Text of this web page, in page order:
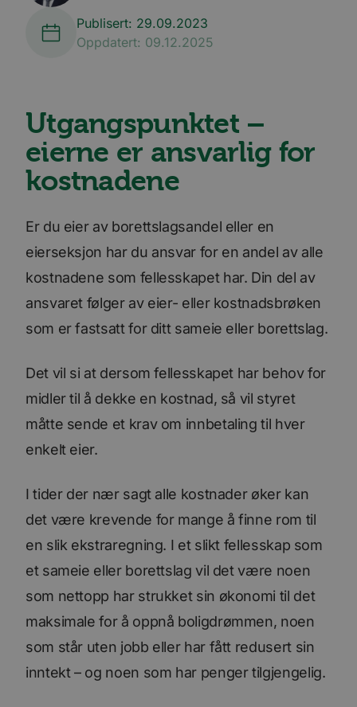
Publisert: 29.09.2023
Oppdatert: 09.12.2025
Utgangspunktet –
eierne er ansvarlig for
kostnadene
Er du eier av borettslagsandel eller en
eierseksjon har du ansvar for en andel av alle
kostnadene som fellesskapet har. Din del av
ansvaret følger av eier- eller kostnadsbrøken
som er fastsatt for ditt sameie eller borettslag.
Det vil si at dersom fellesskapet har behov for
midler til å dekke en kostnad, så vil styret
måtte sende et krav om innbetaling til hver
enkelt eier.
I tider der nær sagt alle kostnader øker kan
det være krevende for mange å finne rom til
en slik ekstraregning. I et slikt fellesskap som
et sameie eller borettslag vil det være noen
som nettopp har strukket sin økonomi til det
maksimale for å oppnå boligdrømmen, noen
som står uten jobb eller har fått redusert sin
inntekt – og noen som har penger tilgjengelig.